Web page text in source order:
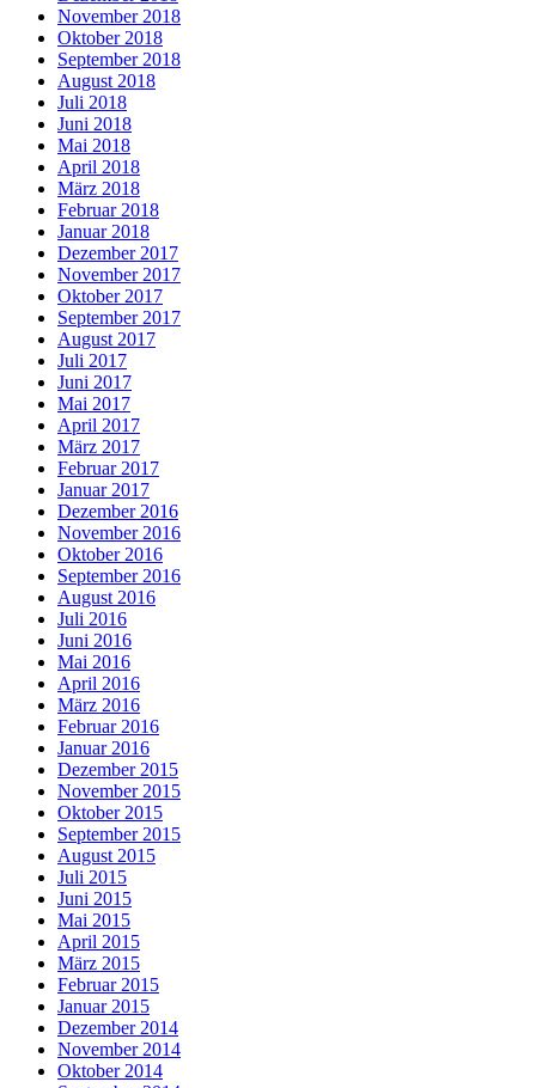
November 2018
Oktober 2018
September 2018
August 2018
Juli 2018
Juni 2018
Mai 2018
April 2018
März 2018
Februar 2018
Januar 2018
Dezember 2017
November 2017
Oktober 2017
September 2017
August 2017
Juli 2017
Juni 2017
Mai 2017
April 2017
März 2017
Februar 2017
Januar 2017
Dezember 2016
November 2016
Oktober 2016
September 2016
August 2016
Juli 2016
Juni 2016
Mai 2016
April 2016
März 2016
Februar 2016
Januar 2016
Dezember 2015
November 2015
Oktober 2015
September 2015
August 2015
Juli 2015
Juni 2015
Mai 2015
April 2015
März 2015
Februar 2015
Januar 2015
Dezember 2014
November 2014
Oktober 2014